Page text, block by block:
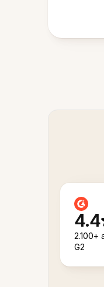
4.4
2.100+
G2